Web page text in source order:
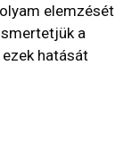
elemzését
a
hatását